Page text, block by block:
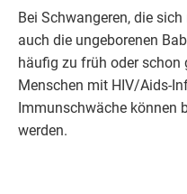
Bei Schwangeren, die
auch die ungeborenen
häufig zu früh oder schon
Menschen mit HIV/Aids-
Immunschwäche können
werden.